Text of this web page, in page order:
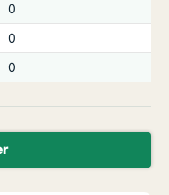
0
0
0